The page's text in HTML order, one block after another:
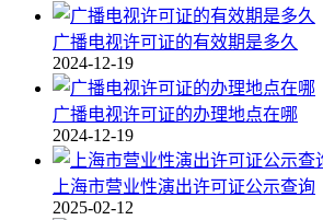
广播电视许可证的有效期是多久
2024-12-19
广播电视许可证的办理地点在哪
2024-12-19
上海市营业性演出许可证公示查询
2025-02-12